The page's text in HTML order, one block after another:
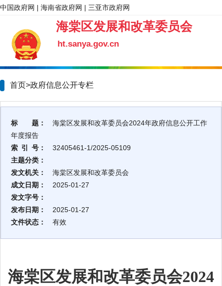
中国政府网 | 海南省政府网 | 三亚市政府网
海棠区发展和改革委员会
ht.sanya.gov.cn
首页>政府信息公开专栏
标 题：
海棠区发展和改革委员会2024年政府信息公开工作
年度报告
索 引 号：
32405461-1/2025-05109
主题分类：
发文机关：
海棠区发展和改革委员会
成文日期：
2025-01-27
发文字号：
发布日期：
2025-01-27
文件状态：
有效
海棠区发展和改革委员会2024